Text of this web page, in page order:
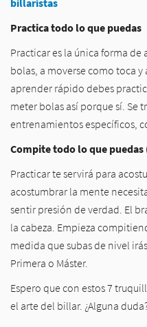
billaristas
Practica todo lo que puedas
Practicar es la única forma
bolas, a moverse como toca y
aprender rápido debes
meter bolas así porque sí. Se
entrenamientos específicos,
Compite todo lo que puedas
Practicar te servirá para
acostumbrar la mente
sentir presión de verdad. El
la cabeza. Empieza
medida que subas de nivel
Primera o Máster.
Espero que con estos 7
el arte del billar. ¿Alguna